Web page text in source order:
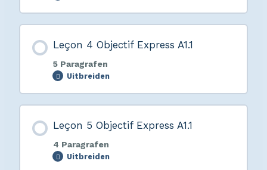
Leçon 4 Objectif Express A1.1
5 Paragrafen
Uitbreiden
Leçon 5 Objectif Express A1.1
4 Paragrafen
Uitbreiden